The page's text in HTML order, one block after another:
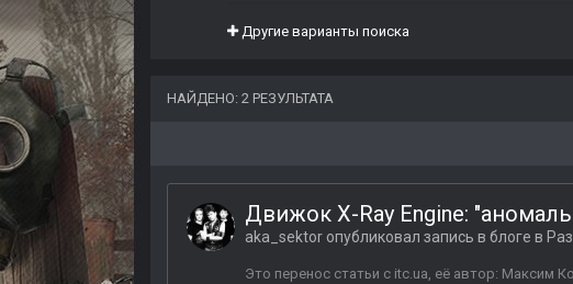
Другие варианты поиска
НАЙДЕНО: 2 РЕЗУЛЬТАТА
Движок X-Ray Engine:
aka_sektor опубликовал запись в блоге в
Это перенос статьи с itc.ua, её автор: Максим